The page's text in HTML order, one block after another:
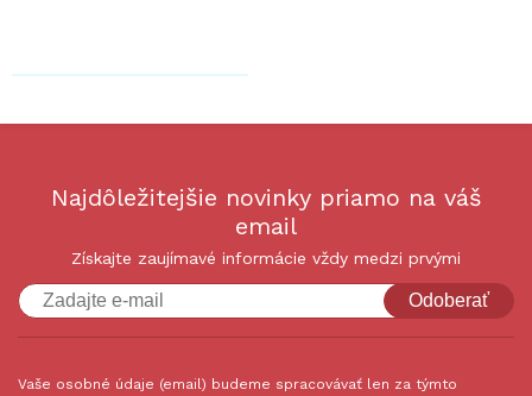
Najdôležitejšie novinky priamo na váš
email
Získajte zaujímavé informácie vždy medzi prvými
Odoberať
Vaše osobné údaje (email) budeme spracovávať len za týmto